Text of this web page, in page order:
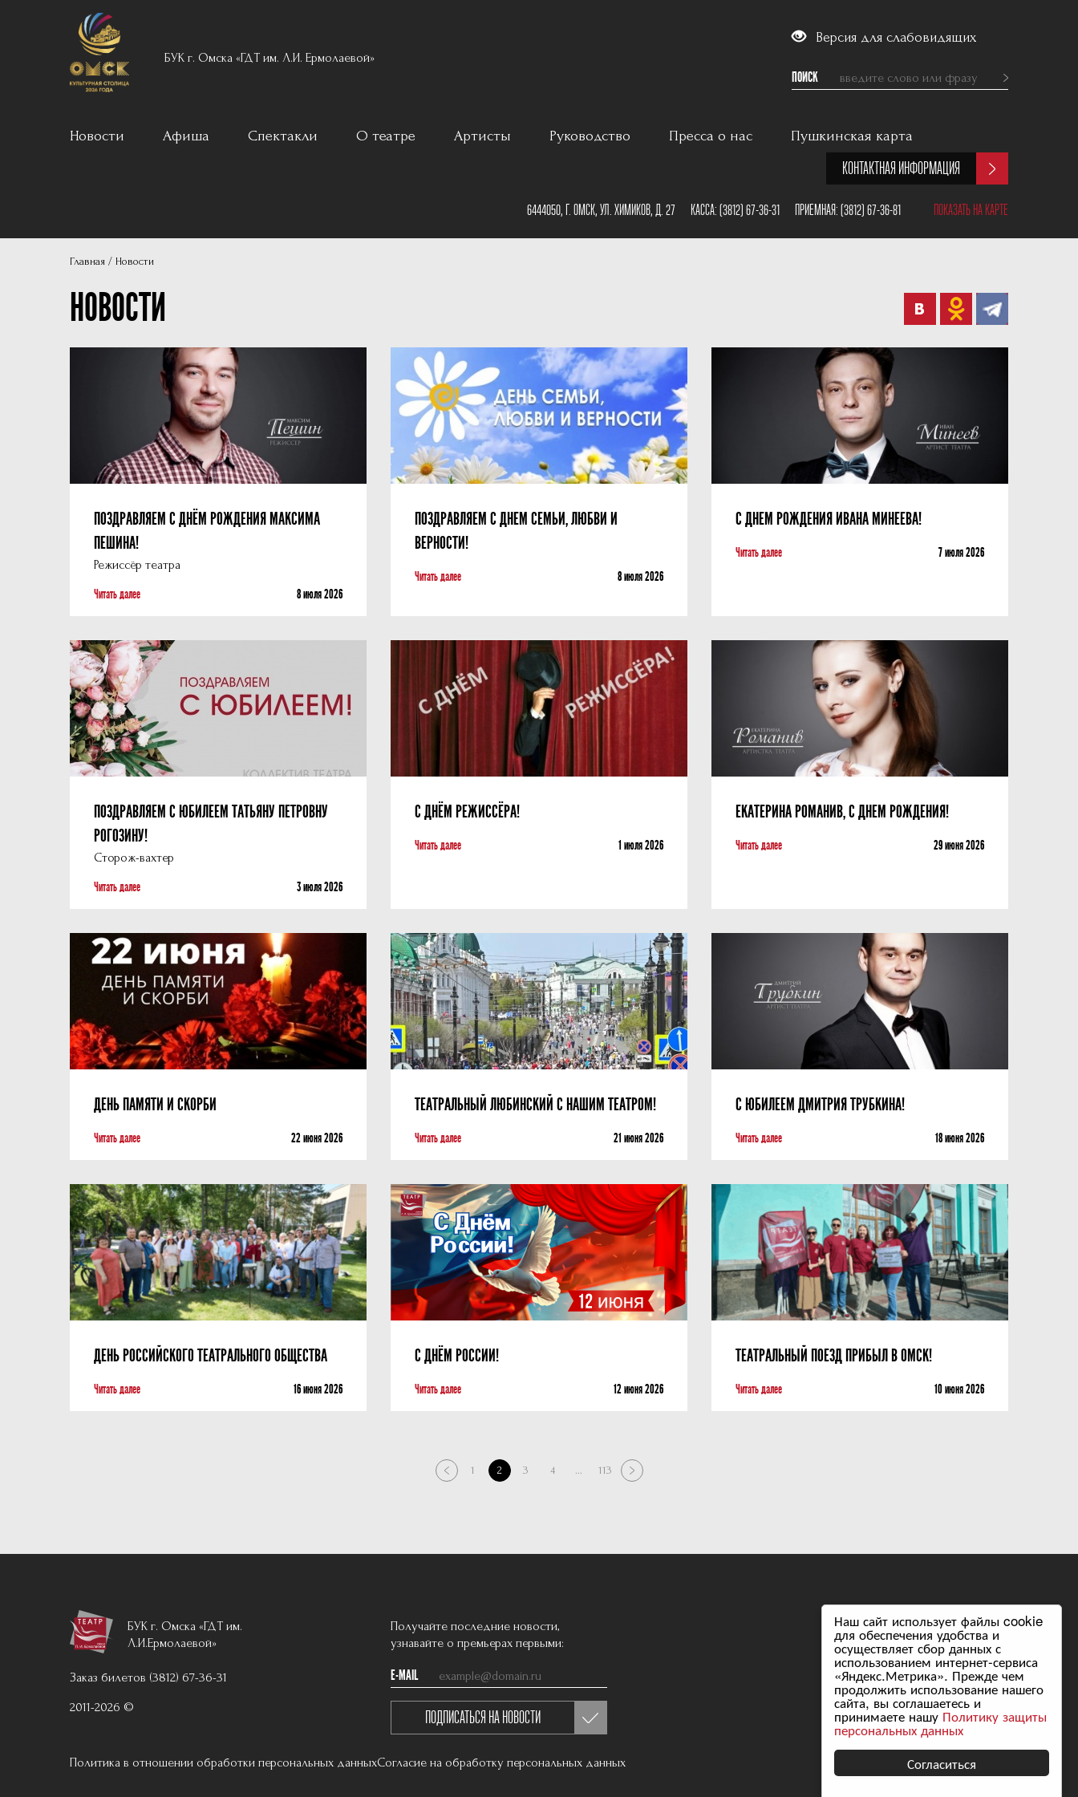
Согласиться
Наш сайт использует файлы cookie
для обеспечения удобства и
осуществляет сбор данных с
использованием интернет-сервиса
«Яндекс.Метрика». Прежде чем
продолжить использование нашего
сайта, вы соглашаетесь и
принимаете нашу Политику защиты
персональных данных
БУК г. Омска «ГДТ им. Л.И. Ермолаевой»
Версия для слабовидящих
ПОИСК
Новости Афиша Спектакли О театре
Документы
Фотографии
Учредители
Нам 30 лет
Артисты Руководство Пресса о нас Пушкинская карта
КОНТАКТНАЯ ИНФОРМАЦИЯ
6444050, Г. ОМСК, УЛ. ХИМИКОВ, Д. 27 КАССА:(3812) 67-36-31 ПРИЕМНАЯ:(3812) 67-36-81 ПОКАЗАТЬ НА КАРТЕ
Главная Новости
НОВОСТИ
ПОЗДРАВЛЯЕМ С ДНЁМ РОЖДЕНИЯ МАКСИМА
ПЕШИНА!
Режиссёр театра
Читать далее 8 июля 2026
ПОЗДРАВЛЯЕМ С ДНЕМ СЕМЬИ, ЛЮБВИ И
ВЕРНОСТИ!
Читать далее 8 июля 2026
С ДНЕМ РОЖДЕНИЯ ИВАНА МИНЕЕВА!
Читать далее 7 июля 2026
ПОЗДРАВЛЯЕМ С ЮБИЛЕЕМ ТАТЬЯНУ ПЕТРОВНУ
РОГОЗИНУ!
Сторож-вахтер
Читать далее 3 июля 2026
С ДНЁМ РЕЖИССЁРА!
Читать далее 1 июля 2026
ЕКАТЕРИНА РОМАНИВ, С ДНЕМ РОЖДЕНИЯ!
Читать далее 29 июня 2026
ДЕНЬ ПАМЯТИ И СКОРБИ
Читать далее 22 июня 2026
ТЕАТРАЛЬНЫЙ ЛЮБИНСКИЙ С НАШИМ ТЕАТРОМ!
Читать далее 21 июня 2026
С ЮБИЛЕЕМ ДМИТРИЯ ТРУБКИНА!
Читать далее 18 июня 2026
ДЕНЬ РОССИЙСКОГО ТЕАТРАЛЬНОГО ОБЩЕСТВА
Читать далее 16 июня 2026
С ДНЁМ РОССИИ!
Читать далее 12 июня 2026
ТЕАТРАЛЬНЫЙ ПОЕЗД ПРИБЫЛ В ОМСК!
Читать далее 10 июня 2026
1 2 3 4 ... 113
БУК г. Омска «ГДТ им.
Л.И.Ермолаевой»
Заказ билетов (3812) 67-36-31
2011-2026 ©
Получайте последние новости,
узнавайте о премьерах первыми:
E-MAIL
ПОДПИСАТЬСЯ НА НОВОСТИ
Следите за нами в соцсетях:
Разработка сайта
Политика в отношении обработки персональных данныхСогласие на обработку персональных данных